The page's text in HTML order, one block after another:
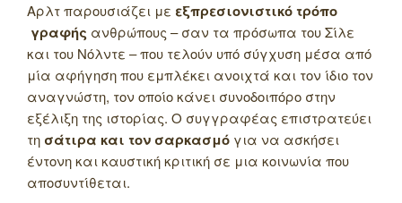
Αρλτ παρουσιάζει με εξπρεσιονιστικό τρόπο
γραφής ανθρώπους – σαν τα πρόσωπα του Σίλε
και του Νόλντε – που τελούν υπό σύγχυση μέσα από
μία αφήγηση που εμπλέκει ανοιχτά και τον ίδιο τον
αναγνώστη, τον οποίο κάνει συνοδοιπόρο στην
εξέλιξη της ιστορίας. Ο συγγραφέας επιστρατεύει
τη σάτιρα και τον σαρκασμό για να ασκήσει
έντονη και καυστική κριτική σε μια κοινωνία που
αποσυντίθεται.